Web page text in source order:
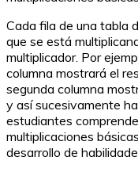
Cada fila de una tabla
que se está
multiplicador. Por
columna mostrará el
segunda columna
y así sucesivamente
estudiantes
multiplicaciones
desarrollo de